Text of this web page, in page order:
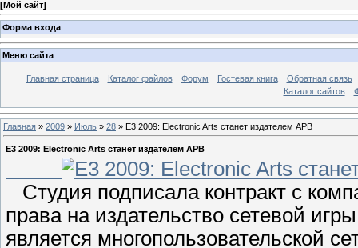
[Мой сайт]
Форма входа
Меню сайта
Главная страница Каталог файлов Форум Гостевая книга
Обратная связь
Каталог сайтов
Главная » 2009 » Июль » 28 » Е3 2009: Electronic Arts станет издателем APB
Е3 2009: Electronic Arts станет издателем APB
Студия подписала контракт с
права на издательство сетевой
является многопользовательской